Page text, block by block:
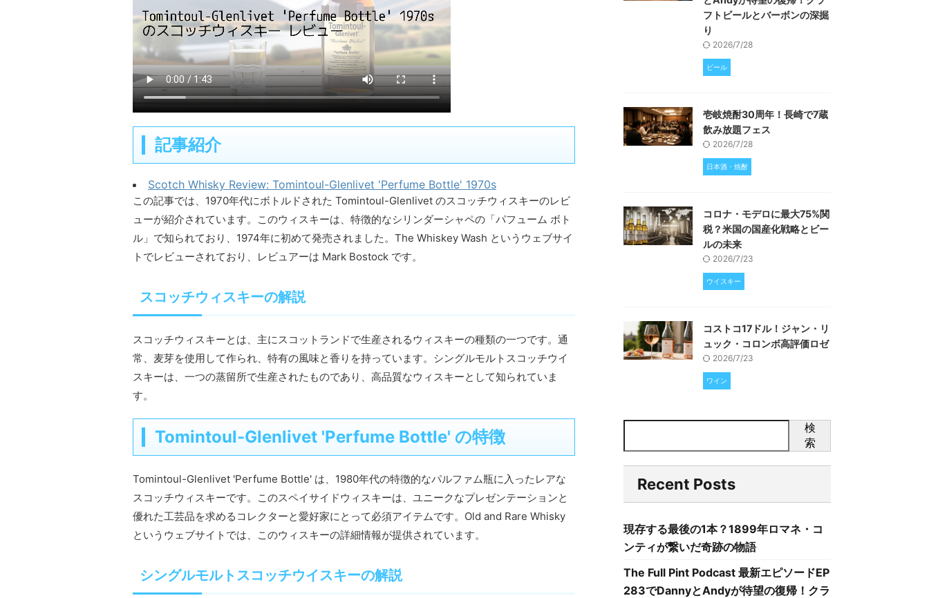
記事紹介
Scotch Whisky Review: Tomintoul-Glenlivet 'Perfume Bottle' 1970s
この記事では、1970年代にボトルドされた Tomintoul-Glenlivet のスコッチウィスキーのレビ
ューが紹介されています。このウィスキーは、特徴的なシリンダーシャペの「パフューム ボト
ル」で知られており、1974年に初めて発売されました。The Whiskey Wash というウェブサイ
トでレビューされており、レビュアーは Mark Bostock です。
スコッチウィスキーの解説
スコッチウィスキーとは、主にスコットランドで生産されるウィスキーの種類の一つです。通
常、麦芽を使用して作られ、特有の風味と香りを持っています。シングルモルトスコッチウイ
スキーは、一つの蒸留所で生産されたものであり、高品質なウィスキーとして知られていま
す。
Tomintoul-Glenlivet 'Perfume Bottle' の特徴
Tomintoul-Glenlivet 'Perfume Bottle' は、1980年代の特徴的なパルファム瓶に入ったレアな
スコッチウィスキーです。このスペイサイドウィスキーは、ユニークなプレゼンテーションと
優れた工芸品を求めるコレクターと愛好家にとって必須アイテムです。Old and Rare Whisky
というウェブサイトでは、このウィスキーの詳細情報が提供されています。
シングルモルトスコッチウイスキーの解説
フトビールとバーボンの深掘
り
2026/7/28
ビール
壱岐焼酎30周年！長崎で7蔵
飲み放題フェス
2026/7/28
日本酒・焼酎
コロナ・モデロに最大75%関
税？米国の国産化戦略とビー
ルの未来
2026/7/23
ウイスキー
コストコ17ドル！ジャン・リ
ュック・コロンボ高評価ロゼ
2026/7/23
ワイン
検
索
Recent Posts
現存する最後の1本？1899年ロマネ・コ
ンティが繋いだ奇跡の物語
The Full Pint Podcast 最新エピソードEP
283でDannyとAndyが待望の復帰！クラ